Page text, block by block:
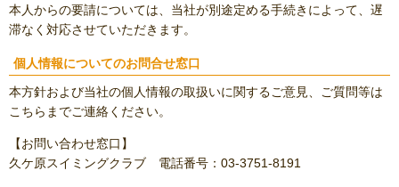
本人からの要請については、当社が別途定める手続きによって、遅
滞なく対応させていただきます。
個人情報についてのお問合せ窓口
本方針および当社の個人情報の取扱いに関するご意見、ご質問等は
こちらまでご連絡ください。
【お問い合わせ窓口】
久ケ原スイミングクラブ 電話番号：03-3751-8191